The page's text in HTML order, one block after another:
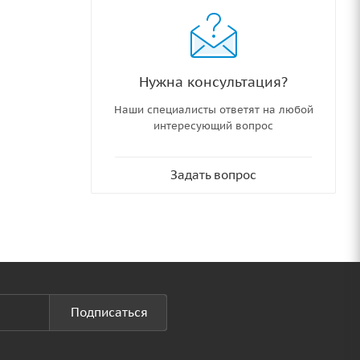
Нужна консультация?
Наши специалисты ответят на любой
интересующий вопрос
Задать вопрос
Подписаться